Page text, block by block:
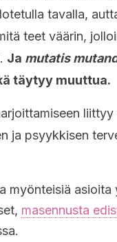
tavalla,
teet väärin,
Ja mutatis
täytyy muuttua.
ja psyykkisen
myönteisiä asioita
masennusta